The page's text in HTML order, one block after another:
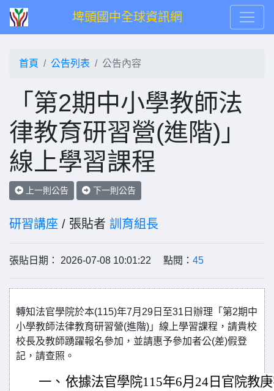
埤頭國中全球資訊網
首頁 公告列表 公告內容
「第2期中小學教師法
律教育研習營(進階)」
線上學習課程
上一則公告 下一則公告
研習講座 / 張貼者 訓育組長
張貼日期： 2026-07-08 10:01:22 點閱： 45
轉知法官學院於本(115)年7月29日至31日辦理「第2期中
小學教師法律教育研習營(進階)」線上學習課程，請貴校
校長及教師踴躍報名參加，並請惠予參加者公(差)假登
記，請查照。
一、 依據法官學院115年6月24日官院教